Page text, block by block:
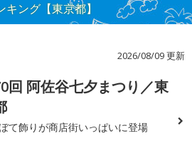
ング【東京都】
2026/08/09 更新
回 阿佐谷七夕まつり／東
て飾りが商店街いっぱいに登場